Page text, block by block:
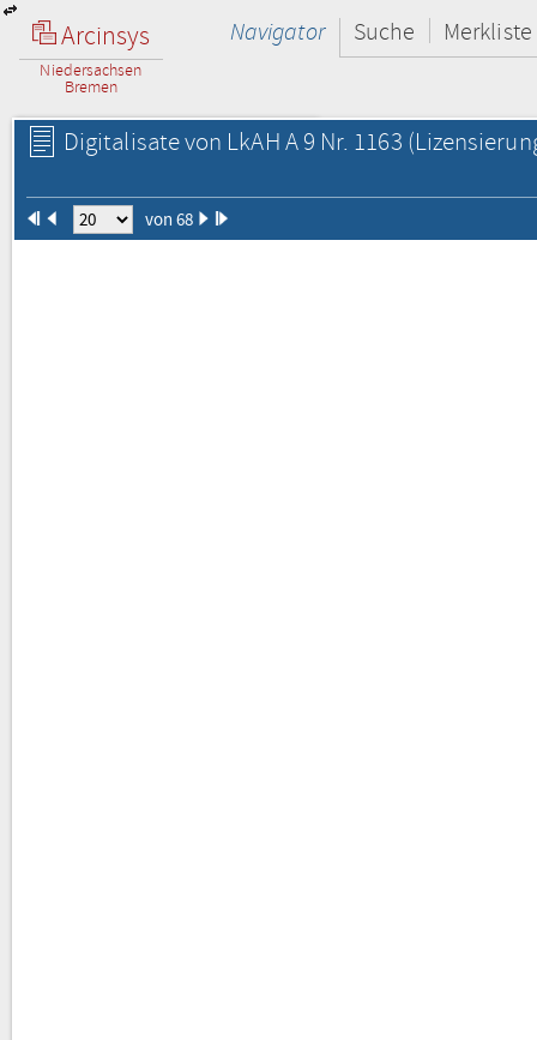
Arcinsys
Niedersachsen
Bremen
Navigator Suche Merkliste
Digitalisate von LkAH A 9 Nr. 1163
von 68